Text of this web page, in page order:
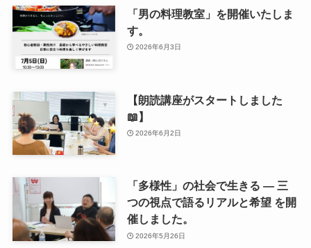
「男の料理教室」を開催いたしま
す。
2026年6月3日
【朗読講座がスタートしました
📖】
2026年6月2日
「多様性」の社会で生きる ― 三
つの視点で語るリアルと希望 を開
催しました。
2026年5月26日